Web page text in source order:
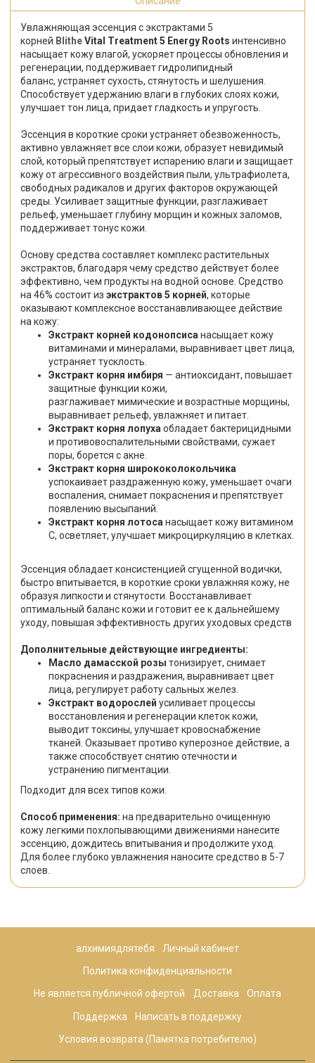
Увлажняющая эссенция с экстрактами 5
корней BlitheVital Treatment 5 Energy Roots интенсивно
насыщает кожу влагой, ускоряет процессы обновления и
регенерации, поддерживает гидролипидный
баланс, устраняет сухость, стянутость и шелушения.
Способствует удержанию влаги в глубоких слоях кожи,
улучшает тон лица, придает гладкость и упругость.
Эссенция в короткие сроки устраняет обезвоженность,
активно увлажняет все слои кожи, образует невидимый
слой, который препятствует испарению влаги и защищает
кожу от агрессивного воздействия пыли, ультрафиолета,
свободных радикалов и других факторов окружающей
среды. Усиливает защитные функции, разглаживает
рельеф, уменьшает глубину морщин и кожных заломов,
поддерживает тонус кожи.
Основу средства составляет комплекс растительных
экстрактов, благодаря чему средство действует более
эффективно, чем продукты на водной основе. Средство
на 46% состоит из экстрактов 5 корней, которые
оказывают комплексное восстанавливающее действие
на кожу:
Экстракт корней кодонопсиса насыщает кожу
витаминами и минералами, выравнивает цвет лица,
устраняет тусклость.
Экстракт корня имбиря — антиоксидант, повышает
защитные функции кожи,
разглаживает мимические и возрастные морщины,
выравнивает рельеф, увлажняет и питает.
Экстракт корня лопуха обладает бактерицидными
и противовоспалительными свойствами, сужает
поры, борется с акне.
Экстракт корня ширококолокольчика
успокаивает раздраженную кожу, уменьшает очаги
воспаления, снимает покраснения и препятствует
появлению высыпаний.
Экстракт корня лотоса насыщает кожу витамином
С, осветляет, улучшает микроциркуляцию в клетках.
Эссенция обладает консистенцией сгущенной водички,
быстро впитывается, в короткие сроки увлажняя кожу, не
образуя липкости и стянутости. Восстанавливает
оптимальный баланс кожи и готовит ее к дальнейшему
уходу, повышая эффективность других уходовых средств
Дополнительные действующие ингредиенты:
Масло дамасской розы тонизирует, снимает
покраснения и раздражения, выравнивает цвет
лица, регулирует работу сальных желез.
Экстракт водорослей усиливает процессы
восстановления и регенерации клеток кожи,
выводит токсины, улучшает кровоснабжение
тканей. Оказывает противо куперозное действие, а
также способствует снятию отечности и
устранению пигментации.
Подходит для всех типов кожи.
Способ применения: на предварительно очищенную
кожу легкими похлопывающими движениями нанесите
эссенцию, дождитесь впитывания и продолжите уход.
Для более глубоко увлажнения наносите средство в 5-7
слоев.
алхимиядлятебя Личный кабинет
Политика конфиденциальности
Не является публичной офертой Доставка Оплата
Поддержка Написать в поддержку
Условия возврата (Памятка потребителю)